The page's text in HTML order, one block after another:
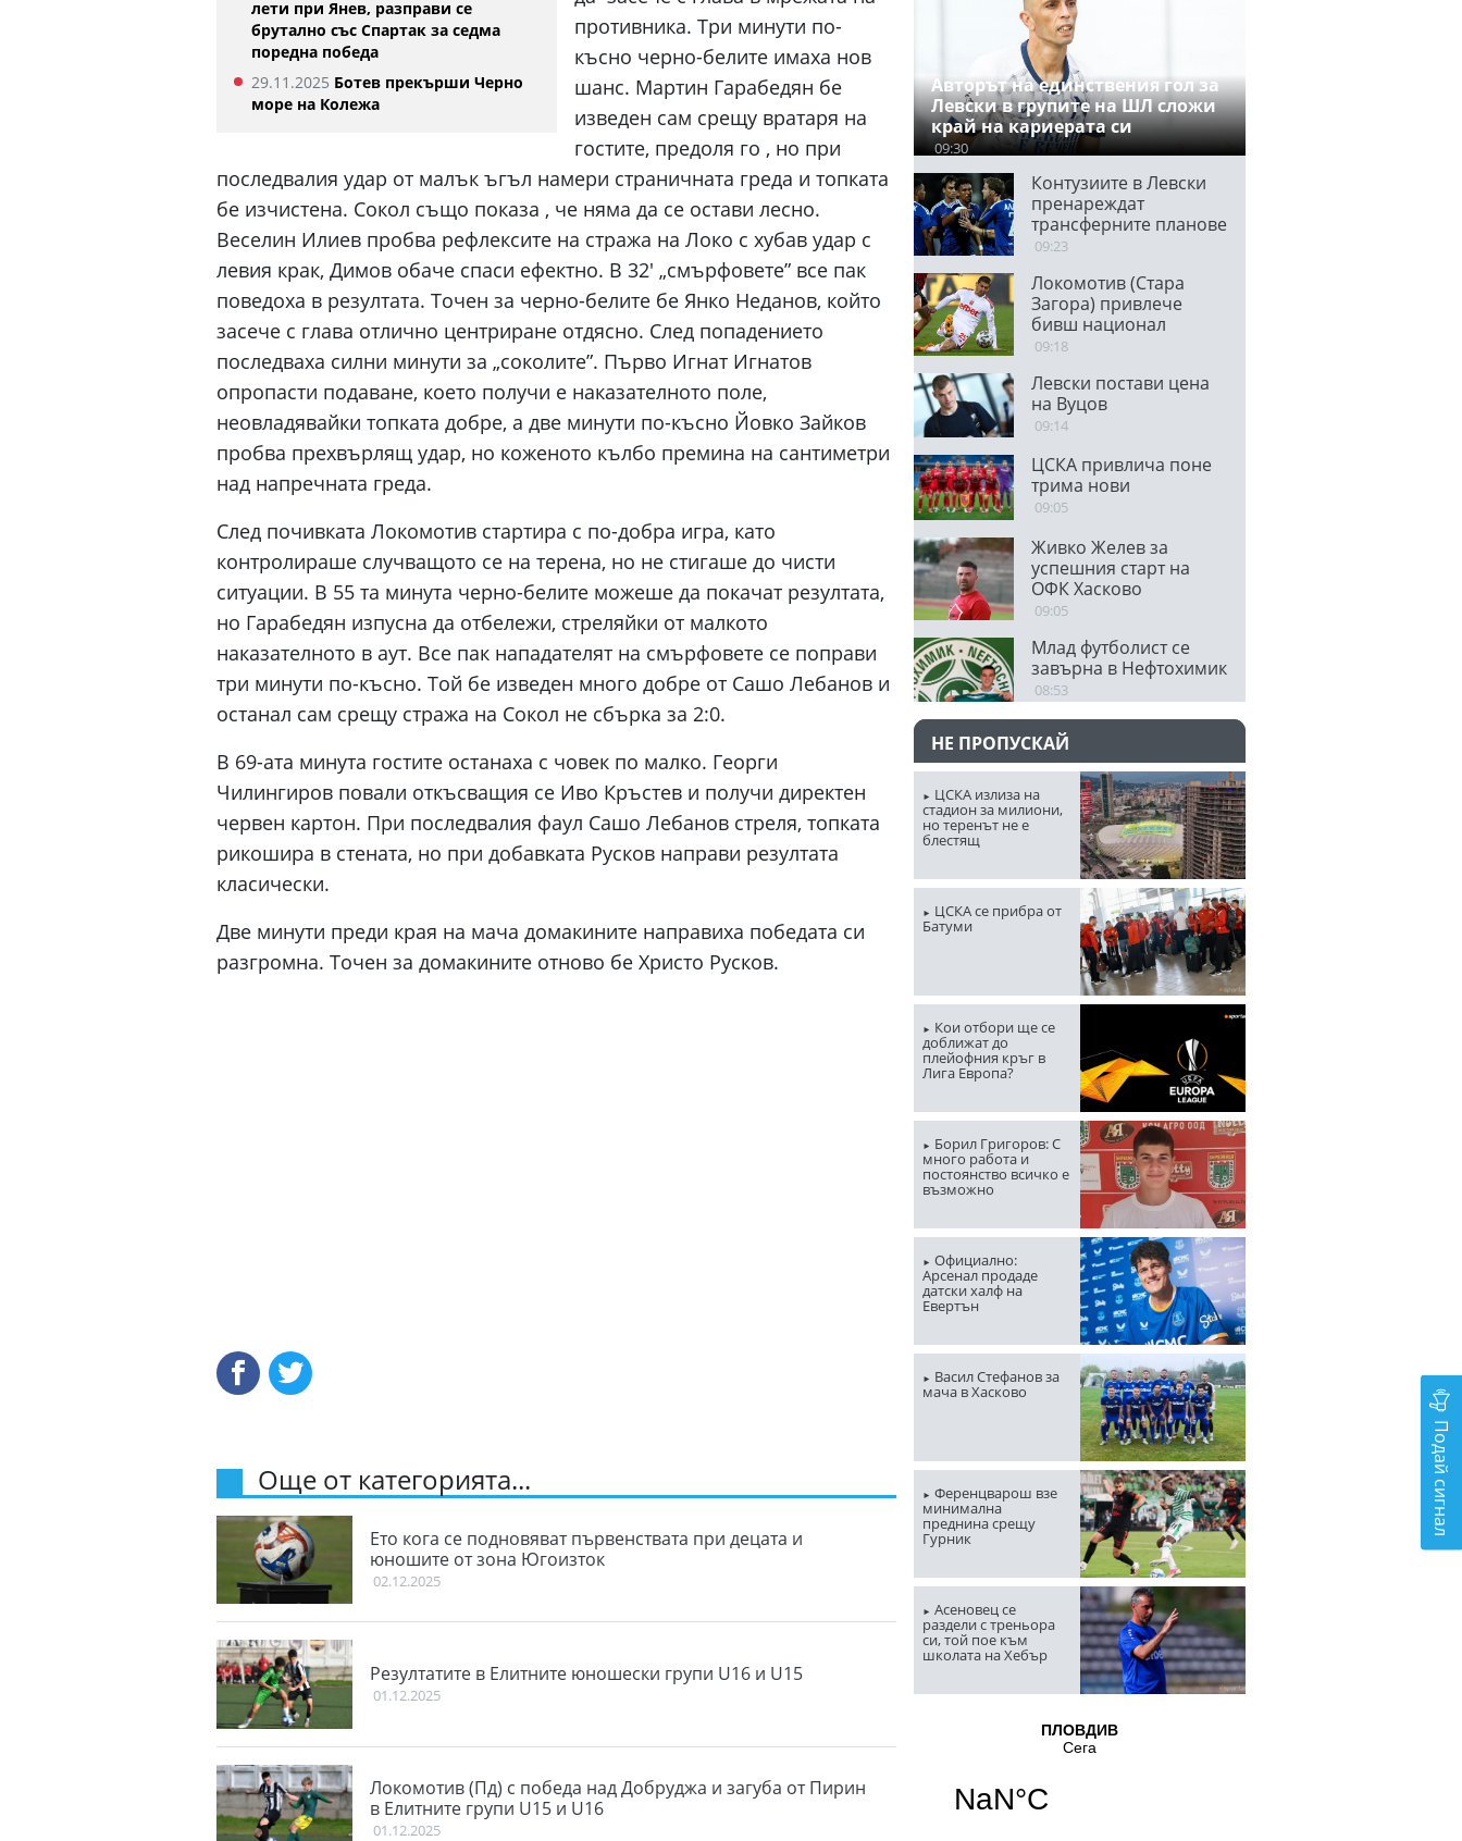
лети при Янев, разправи се
брутално със Спартак за седма
поредна победа
29.11.2025 Ботев прекърши Черно
море на Колежа
противника. Три минути по-
късно черно-белите имаха нов
шанс. Мартин Гарабедян бе
изведен сам срещу вратаря на
гостите, предоля го , но при
последвалия удар от малък ъгъл намери страничната греда и топката
бе изчистена. Сокол също показа , че няма да се остави лесно.
Веселин Илиев пробва рефлексите на стража на Локо с хубав удар с
левия крак, Димов обаче спаси ефектно. В 32' „смърфовете” все пак
поведоха в резултата. Точен за черно-белите бе Янко Неданов, който
засече с глава отлично центриране отдясно. След попадението
последваха силни минути за „соколите”. Първо Игнат Игнатов
опропасти подаване, което получи е наказателното поле,
неовладявайки топката добре, а две минути по-късно Йовко Зайков
пробва прехвърлящ удар, но коженото кълбо премина на сантиметри
над напречната греда.
След почивката Локомотив стартира с по-добра игра, като
контролираше случващото се на терена, но не стигаше до чисти
ситуации. В 55 та минута черно-белите можеше да покачат резултата,
но Гарабедян изпусна да отбележи, стреляйки от малкото
наказателното в аут. Все пак нападателят на смърфовете се поправи
три минути по-късно. Той бе изведен много добре от Сашо Лебанов и
останал сам срещу стража на Сокол не сбърка за 2:0.
В 69-ата минута гостите останаха с човек по малко. Георги
Чилингиров повали откъсващия се Иво Кръстев и получи директен
червен картон. При последвалия фаул Сашо Лебанов стреля, топката
рикошира в стената, но при добавката Русков направи резултата
класически.
Две минути преди края на мача домакините направиха победата си
разгромна. Точен за домакините отново бе Христо Русков.
Още от категорията...
Ето кога се подновяват първенствата при децата и
юношите от зона Югоизток
02.12.2025
Резултатите в Елитните юношески групи U16 и U15
01.12.2025
Локомотив (Пд) с победа над Добруджа и загуба от Пирин
в Елитните групи U15 и U16
01.12.2025
Авторът на единствения гол за
Левски в групите на ШЛ сложи
край на кариерата си
09:30
Контузиите в Левски
пренареждат
трансферните планове
09:23
Локомотив (Стара
Загора) привлече
бивш национал
09:18
Левски постави цена
на Вуцов
09:14
ЦСКА привлича поне
трима нови
09:05
Живко Желев за
успешния старт на
ОФК Хасково
09:05
Млад футболист се
завърна в Нефтохимик
08:53
НЕ ПРОПУСКАЙ
ЦСКА излиза на
стадион за милиони,
но теренът не е
блестящ
ЦСКА се прибра от
Батуми
Кои отбори ще се
доближат до
плейофния кръг в
Лига Европа?
Борил Григоров: С
много работа и
постоянство всичко е
възможно
Официално:
Арсенал продаде
датски халф на
Евертън
Васил Стефанов за
мача в Хасково
Ференцварош взе
минимална
преднина срещу
Гурник
Асеновец се
раздели с треньора
си, той пое към
школата на Хебър
Подай сигнал